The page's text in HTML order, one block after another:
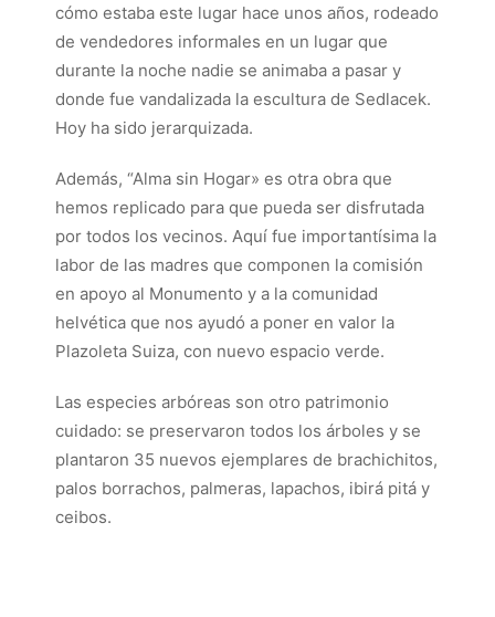
cómo estaba este lugar hace unos años, rodeado
de vendedores informales en un lugar que
durante la noche nadie se animaba a pasar y
donde fue vandalizada la escultura de Sedlacek.
Hoy ha sido jerarquizada.
Además, “Alma sin Hogar» es otra obra que
hemos replicado para que pueda ser disfrutada
por todos los vecinos. Aquí fue importantísima la
labor de las madres que componen la comisión
en apoyo al Monumento y a la comunidad
helvética que nos ayudó a poner en valor la
Plazoleta Suiza, con nuevo espacio verde.
Las especies arbóreas son otro patrimonio
cuidado: se preservaron todos los árboles y se
plantaron 35 nuevos ejemplares de brachichitos,
palos borrachos, palmeras, lapachos, ibirá pitá y
ceibos.